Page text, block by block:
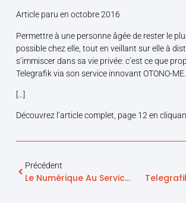
Article paru en octobre 2016
Permettre à une personne âgée de rester le
possible chez elle, tout en veillant sur elle à
s’immiscer dans sa vie privée: c’est ce que
Telegrafik via son service innovant OTONO-ME.
[…]
Découvrez l’article complet, page 12 en
Précédent
Le Numérique Au Service Du Bien Vieillir Chez Soi (part. 2)